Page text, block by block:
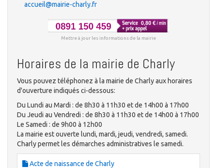
accueil@mairie-charly.fr
Mettre à jour les informations de la mairie
Horaires de la mairie de Charly
Vous pouvez téléphonez à la mairie de Charly aux horaires
d'ouverture indiqués ci-dessous:
Du Lundi au Mardi : de 8h30 à 11h30 et de 14h00 à 17h00
Du Jeudi au Vendredi : de 8h30 à 11h30 et de 14h00 à 17h00
Le Samedi : de 9h00 à 12h00
La mairie est ouverte lundi, mardi, jeudi, vendredi, samedi.
Charly permet les démarches administratives le samedi.
Acte de naissance de Charly